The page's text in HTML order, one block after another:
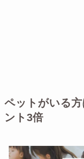
ペットがいる
ント3倍